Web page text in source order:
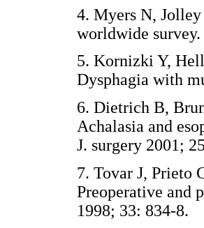
4. Myers N,
worldwide
5. Kornizki Y,
Dysphagia with
6. Dietrich B,
Achalasia and
J. surgery 2001;
7. Tovar J, Prieto
Preoperative and
1998; 33: 834-8.